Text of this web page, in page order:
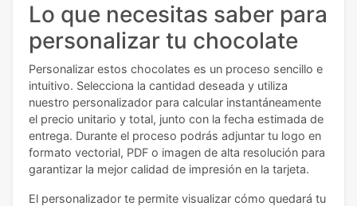
Lo que necesitas saber para
personalizar tu chocolate
Personalizar estos chocolates es un proceso sencillo e
intuitivo. Selecciona la cantidad deseada y utiliza
nuestro personalizador para calcular instantáneamente
el precio unitario y total, junto con la fecha estimada de
entrega. Durante el proceso podrás adjuntar tu logo en
formato vectorial, PDF o imagen de alta resolución para
garantizar la mejor calidad de impresión en la tarjeta.
El personalizador te permite visualizar cómo quedará tu